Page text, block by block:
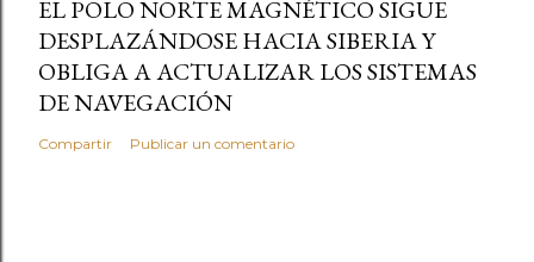
EL POLO NORTE MAGNÉTICO SIGUE
DESPLAZÁNDOSE HACIA SIBERIA Y
OBLIGA A ACTUALIZAR LOS SISTEMAS
DE NAVEGACIÓN
Compartir Publicar un comentario